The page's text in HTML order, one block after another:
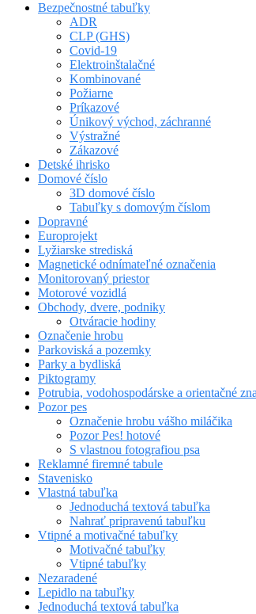
Bezpečnostné tabuľky
ADR
CLP (GHS)
Covid-19
Elektroinštalačné
Kombinované
Požiarne
Príkazové
Únikový východ, záchranné
Výstražné
Zákazové
Detské ihrisko
Domové číslo
3D domové číslo
Tabuľky s domovým číslom
Dopravné
Europrojekt
Lyžiarske strediská
Magnetické odnímateľné označenia
Monitorovaný priestor
Motorové vozidlá
Obchody, dvere, podniky
Otváracie hodiny
Označenie hrobu
Parkoviská a pozemky
Parky a bydliská
Piktogramy
Potrubia, vodohospodárske a orientačné
Pozor pes
Označenie hrobu vášho miláčika
Pozor Pes! hotové
S vlastnou fotografiou psa
Reklamné firemné tabule
Stavenisko
Vlastná tabuľka
Jednoduchá textová tabuľka
Nahrať pripravenú tabuľku
Vtipné a motivačné tabuľky
Motivačné tabuľky
Vtipné tabuľky
Nezaradené
Lepidlo na tabuľky
Jednoduchá textová tabuľka